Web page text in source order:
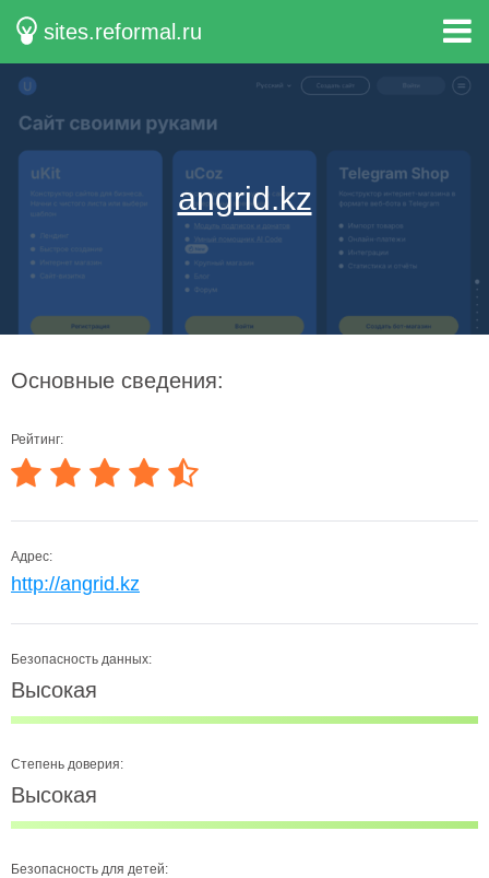
sites.reformal.ru
angrid.kz
Основные сведения:
Рейтинг:
Адрес:
http://angrid.kz
Безопасность данных:
Высокая
Степень доверия:
Высокая
Безопасность для детей: